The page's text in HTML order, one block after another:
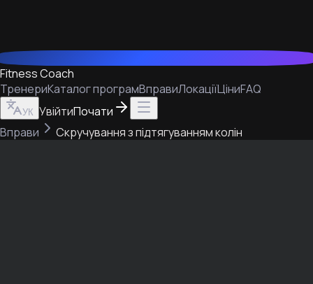
Fitness Coach
ТренериКаталог програмВправиЛокаціїЦіниFAQ
УК УвійтиПочати
Вправи
Скручування з підтягуванням колін